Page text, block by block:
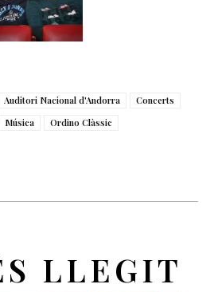
Auditori Nacional d'Andorra
Concerts
Música Ordino Clàssic
LLEGIT